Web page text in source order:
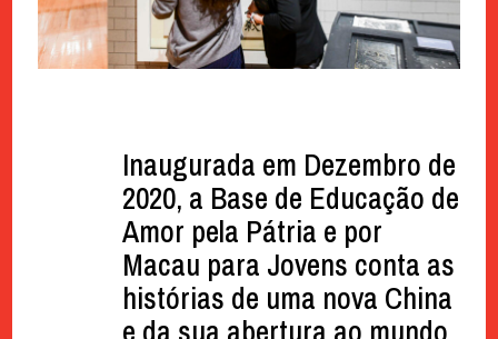
Inaugurada em Dezembro de
2020, a Base de Educação de
Amor pela Pátria e por
Macau para Jovens conta as
histórias de uma nova China